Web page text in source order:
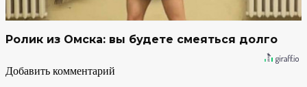
Ролик из Омска: вы будете смеяться долго
Добавить комментарий